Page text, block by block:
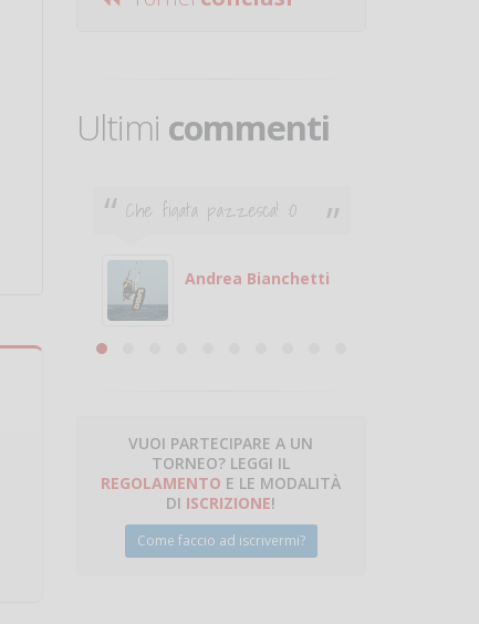
Ultimi commenti
Che figata pazzesca! :O
Andrea Bianchetti
VUOI PARTECIPARE A UN
TORNEO? LEGGI IL
REGOLAMENTO E LE MODALITÀ
DI ISCRIZIONE!
Come faccio ad iscrivermi?